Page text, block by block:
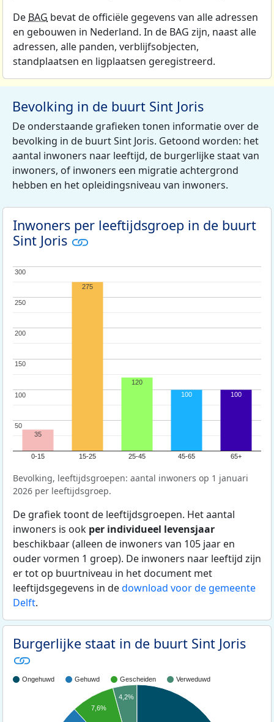
De BAG bevat de officiële gegevens van alle adressen
en gebouwen in Nederland. In de BAG zijn, naast alle
adressen, alle panden, verblijfsobjecten,
standplaatsen en ligplaatsen geregistreerd.
Bevolking in de buurt Sint Joris
De onderstaande grafieken tonen informatie over de
bevolking in de buurt Sint Joris. Getoond worden: het
aantal inwoners naar leeftijd, de burgerlijke staat van
inwoners, of inwoners een migratie achtergrond
hebben en het opleidingsniveau van inwoners.
Inwoners per leeftijdsgroep in de buurt
Sint Joris
0-15 15-25 25-45 45-65 65+
50
50
100
100
150
150
200
200
250
250
300
300
35
275
120
100
100
Bevolking, leeftijdsgroepen: aantal inwoners op 1 januari
2026 per leeftijdsgroep.
De grafiek toont de leeftijdsgroepen. Het aantal
inwoners is ook per individueel levensjaar
beschikbaar (alleen de inwoners van 105 jaar en
ouder vormen 1 groep). De inwoners naar leeftijd zijn
er tot op buurtniveau in het document met
leeftijdsgegevens in dedownload voor de gemeente
Delft.
Burgerlijke staat in de buurt Sint Joris
Ongehuwd Gehuwd Gescheiden Verweduwd
4,2%
7,6%